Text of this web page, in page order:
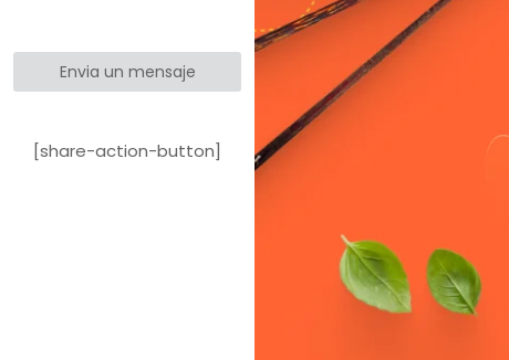
Envia un mensaje
[share-action-button]